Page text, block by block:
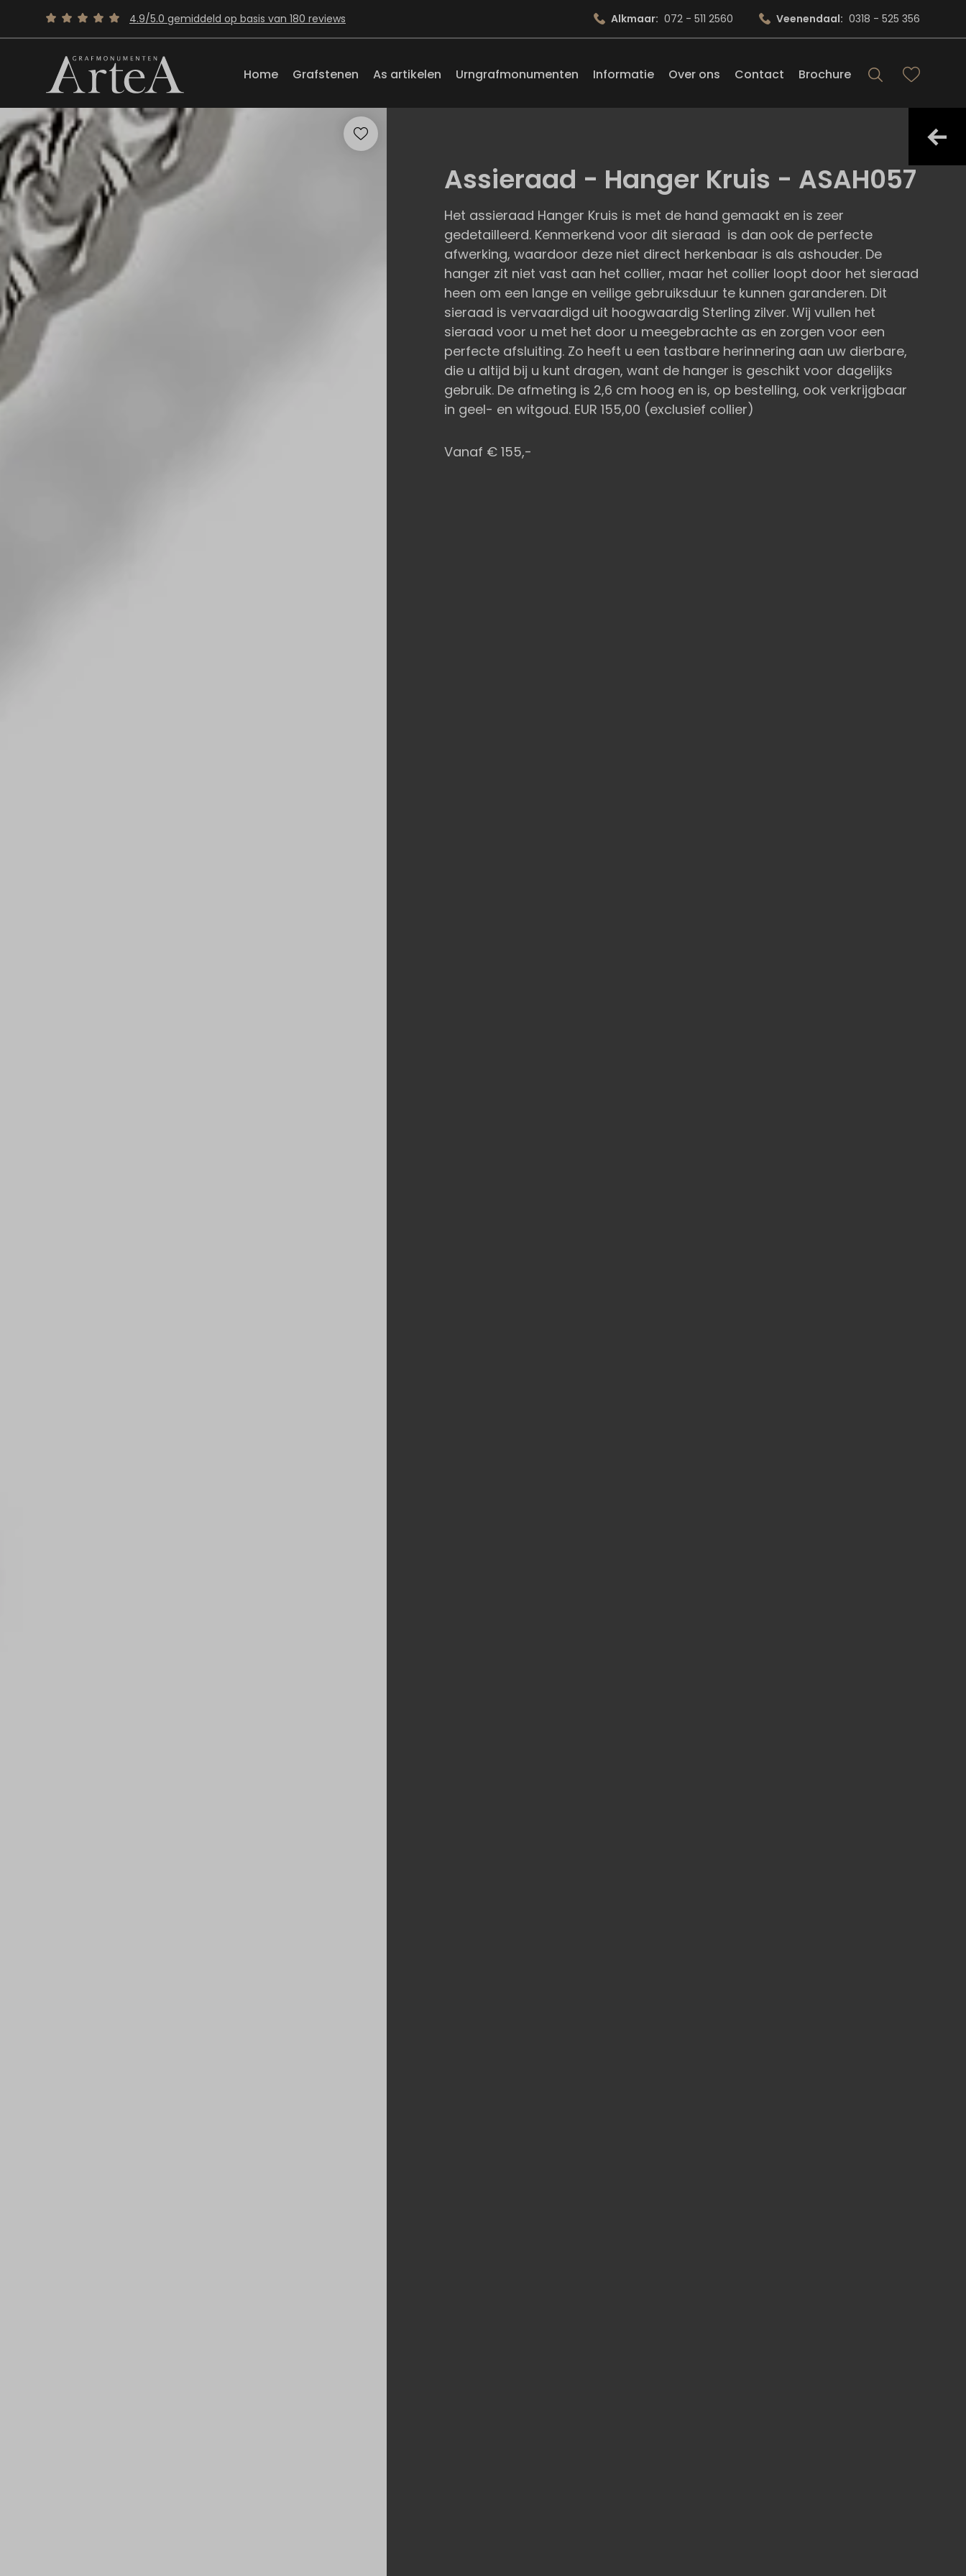
Home Grafstenen As artikelen Urngrafmonumenten Informatie Over ons Contact Brochure
4.9/5.0 gemiddeld op basis van 180 reviews Alkmaar: 072 - 511 2560 Veenendaal: 0318 - 525 356
Assieraad - Hanger Kruis - ASAH057
Het assieraad Hanger Kruis is met de hand gemaakt en is zeer
gedetailleerd. Kenmerkend voor dit sieraad is dan ook de perfecte
afwerking, waardoor deze niet direct herkenbaar is als ashouder. De
hanger zit niet vast aan het collier, maar het collier loopt door het sieraad
heen om een lange en veilige gebruiksduur te kunnen garanderen. Dit
sieraad is vervaardigd uit hoogwaardig Sterling zilver. Wij vullen het
sieraad voor u met het door u meegebrachte as en zorgen voor een
perfecte afsluiting. Zo heeft u een tastbare herinnering aan uw dierbare,
die u altijd bij u kunt dragen, want de hanger is geschikt voor dagelijks
gebruik. De afmeting is 2,6 cm hoog en is, op bestelling, ook verkrijgbaar
in geel- en witgoud. EUR 155,00 (exclusief collier)
Vanaf € 155,-